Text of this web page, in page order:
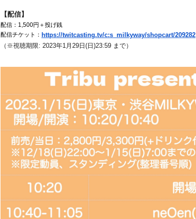
【配信】
配信：1,500円＋投げ銭
配信チケット： https://twitcasting.tv/c:s_milkyway/shopcart/209282
（※視聴期限: 2023年1月29日(日)23:59 まで）